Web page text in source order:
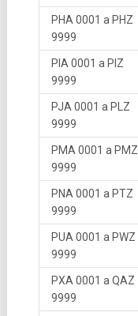
PHA 0001 a PHZ
9999
PIA 0001 a PIZ
9999
PJA 0001 a PLZ
9999
PMA 0001 a PMZ
9999
PNA 0001 a PTZ
9999
PUA 0001 a PWZ
9999
PXA 0001 a QAZ
9999